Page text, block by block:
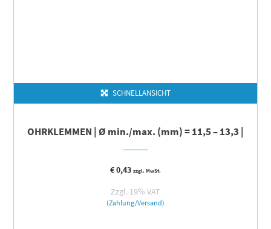
SCHNELLANSICHT
OHRKLEMMEN | Ø min./max. (mm) = 11,5 – 13,3 |
€0,43 zzgl. MwSt.
Zzgl. 19% VAT
(Zahlung/Versand)